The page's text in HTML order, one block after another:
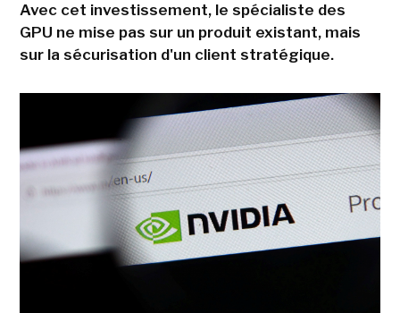
Avec cet investissement, le spécialiste des
GPU ne mise pas sur un produit existant, mais
sur la sécurisation d'un client stratégique.